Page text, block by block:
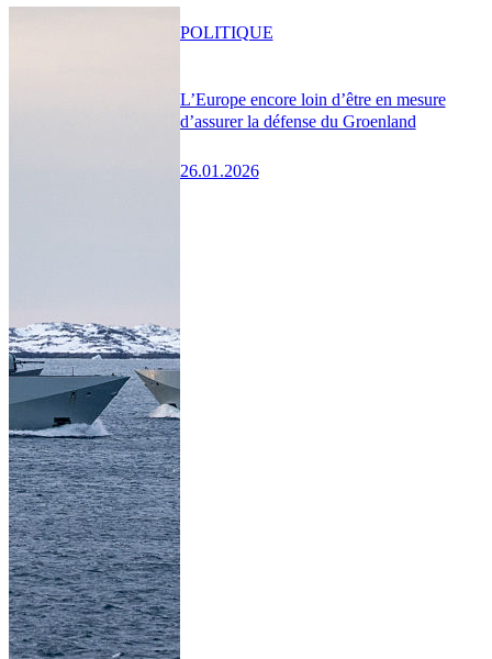
L’Europe encore loin d’être en mesure
d’assurer la défense du Groenland
26.01.2026
POLITIQUE